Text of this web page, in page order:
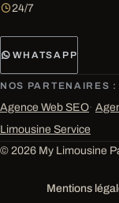
24/7
WHATSAPP
NOS PARTENAIRES :
Agence Web SEO·
Limousine Service
© 2026 My Limousine
Mentions